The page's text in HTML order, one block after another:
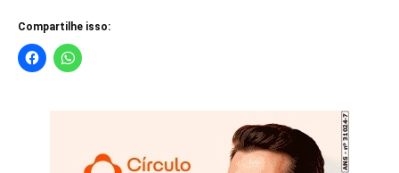
Compartilhe isso: